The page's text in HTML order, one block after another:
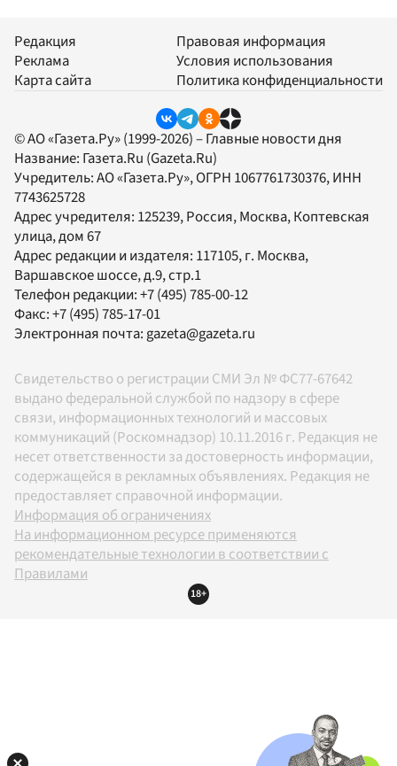
Редакция
Реклама
Карта сайта
Правовая информация
Условия использования
Политика конфиденциальности
© АО «Газета.Ру» (1999-2026) – Главные новости дня
Название: Газета.Ru (Gazeta.Ru)
Учредитель:АО «Газета.Ру», ОГРН 1067761730376, ИНН
7743625728
Адрес учредителя: 125239, Россия, Москва, Коптевская
улица, дом 67
Адрес редакции и издателя: 117105, г. Москва,
Варшавское шоссе, д.9, стр.1
Телефон редакции:+7 (495) 785-00-12
Факс:+7 (495) 785-17-01
Электронная почта:gazeta@gazeta.ru
Свидетельство о регистрации СМИ Эл № ФС77-67642
выдано федеральной службой по надзору в сфере
связи, информационных технологий и массовых
коммуникаций (Роскомнадзор) 10.11.2016 г. Редакция не
несет ответственности за достоверность информации,
содержащейся в рекламных объявлениях. Редакция не
предоставляет справочной информации.
Информация об ограничениях
На информационном ресурсе применяются
рекомендательные технологии в соответствии с
Правилами
18+